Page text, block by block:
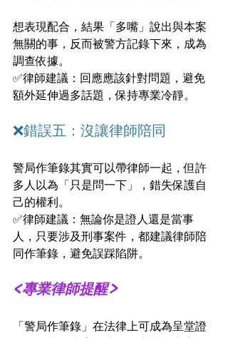
想表現配合，結果「多嘴」說出與本案
無關的事，反而被警方記錄下來，成為
調查依據。
✅律師建議：回應應該針對問題，避免
額外延伸過多話題，保持專業冷靜。
❌錯誤五：沒讓律師陪同
警局作筆錄其實可以帶律師一起，但許
多人以為「只是問一下」，錯失保護自
己的權利。
✅律師建議：無論你是證人還是當事
人，只要涉及刑事案件，都建議律師陪
同作筆錄，避免誤踩陷阱。
<專業律師提醒>
「警局作筆錄」在法律上可成為呈堂證